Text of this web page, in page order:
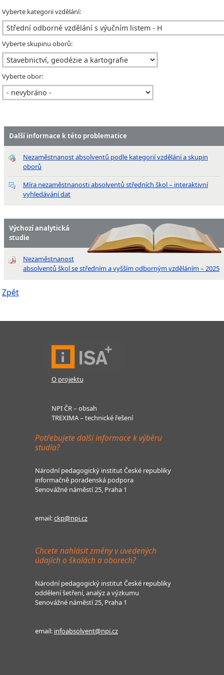
Vyberte kategorii vzdělání:
Vyberte skupinu oborů:
Vyberte obor:
Další informace k této problematice
Nezaměstnanost absolventů podle kategorií vzdělání a skupin
oborů
Míra nezaměstnanosti absolventů středních škol – interaktivní
vyhledávání dat
Výchozí analytická
studie
Nezaměstnanost
absolventů škol se středním a vyšším odborným vzděláním – 2025
Zpět
O projektu
NPI ČR – obsah
TREXIMA – technické řešení
Potřebujete další informace k výběru
studia?
Národní pedagogický institut České republiky
informačně poradenská podpora
Senovážné náměstí 25, Praha 1
email:ckp@npi.cz
Chcete nahlásit změny v uvedených
údajích o školách a oborech?
Národní pedagogický institut České republiky
oddělení šetření, analýz a výzkumu
Senovážné náměstí 25, Praha 1
email: infoabsolvent@npi.cz